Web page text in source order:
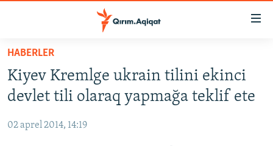
Esas
qaytmaq
Baş
qaytmaq
SİYASET
CEMİYET
HABERLER
Kiyev Kremlge ukrain tilini ekinci
devlet tili olaraq yapmağa teklif ete
02 aprel 2014, 14:19